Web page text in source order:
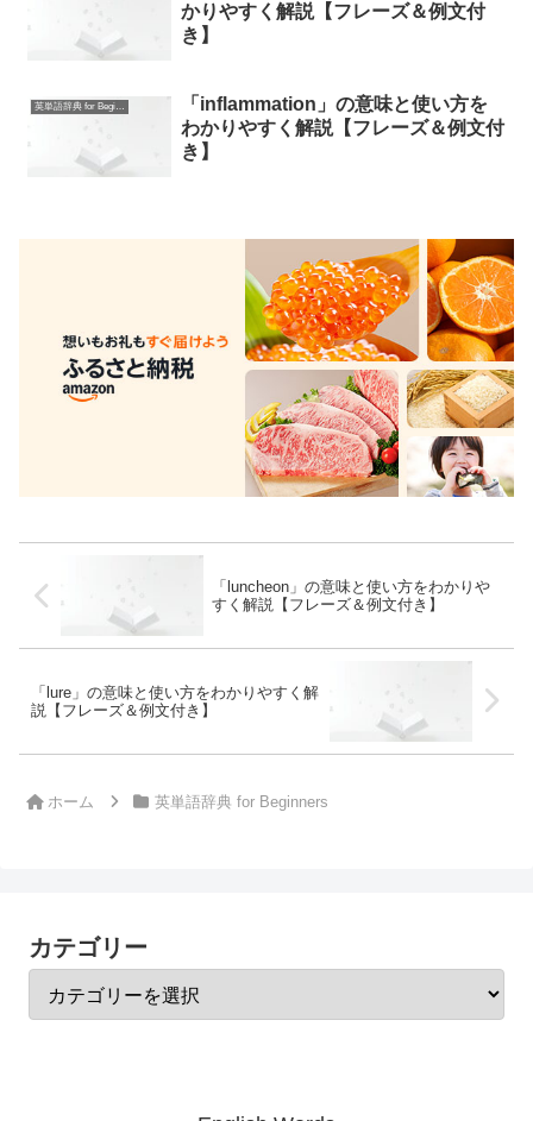
かりやすく解説【フレーズ＆例文付
き】
英単語辞典 for Beginners
「inflammation」の意味と使い方を
わかりやすく解説【フレーズ＆例文付
き】
「luncheon」の意味と使い方をわかりや
すく解説【フレーズ＆例文付き】
「lure」の意味と使い方をわかりやすく解
説【フレーズ＆例文付き】
ホーム 英単語辞典 for Beginners
カテゴリー